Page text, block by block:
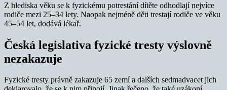
Z hlediska věku se k fyzickému potrestání dítěte odhodlají nejvíce
rodiče mezi 25–34 lety. Naopak nejméně děti trestají rodiče ve věku
45–54 let, dodává lékař.
Česká legislativa fyzické tresty výslovně
nezakazuje
Fyzické tresty právně zakazuje 65 zemí a dalších sedmadvacet jich